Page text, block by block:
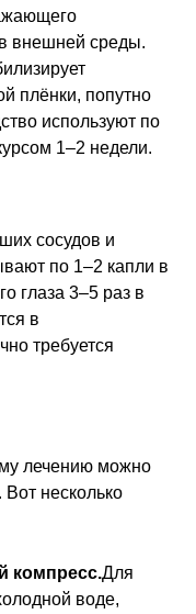
внешней среды.
плёнки, попутно
используют по
1–2 недели.
сосудов и
по 1–2 капли в
глаза 3–5 раз в
в
требуется
лечению можно
несколько
компресс.Для
воде,